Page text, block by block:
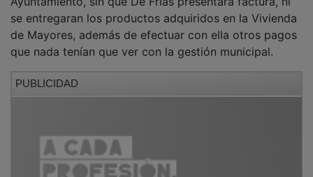
se entregaran los productos adquiridos en la Vivienda
de Mayores, además de efectuar con ella otros pagos
que nada tenían que ver con la gestión municipal.